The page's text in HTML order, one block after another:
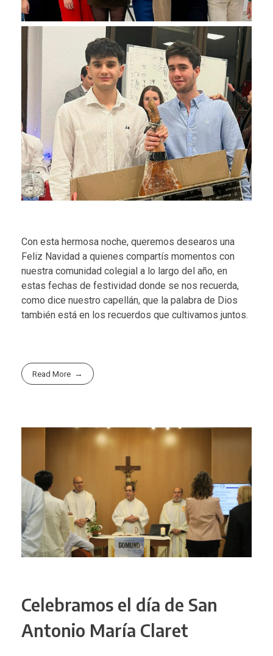
Con esta hermosa noche, queremos desearos una
Feliz Navidad a quienes compartís momentos con
nuestra comunidad colegial a lo largo del año, en
estas fechas de festividad donde se nos recuerda,
como dice nuestro capellán, que la palabra de Dios
también está en los recuerdos que cultivamos juntos.
Read More
Celebramos el día de San
Antonio María Claret